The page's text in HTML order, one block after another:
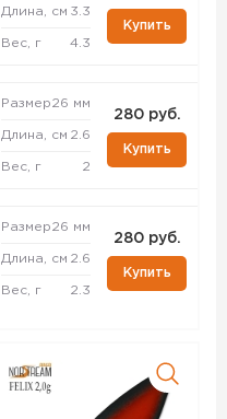
Длина, см 3.3
Вес, г 4.3
Купить
Размер26 мм
Длина, см 2.6
Вес, г 2
280 руб.
Купить
Размер26 мм
Длина, см 2.6
Вес, г 2.3
280 руб.
Купить